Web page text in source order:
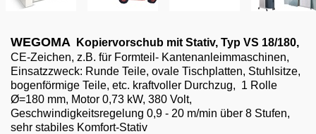
06103-9744-0
Email
English
WEGOMA Kopiervorschub mit Stativ, Typ VS 18/180,
CE-Zeichen, z.B. für Formteil- Kantenanleimmaschinen,
Einsatzzweck: Runde Teile, ovale Tischplatten, Stuhlsitze,
bogenförmige Teile, etc. kraftvoller Durchzug, 1 Rolle
Ø=180 mm, Motor 0,73 kW, 380 Volt,
Geschwindigkeitsregelung 0,9 - 20 m/min über 8 Stufen,
sehr stabiles Komfort-Stativ